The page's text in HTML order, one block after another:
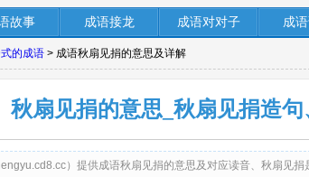
故事 成语接龙 成语对对子 成
的成语 > 成语秋扇见捐的意思及详解
秋扇见捐的意思_秋扇见捐造
）提供成语秋扇见捐的意思及对应读音、秋扇见